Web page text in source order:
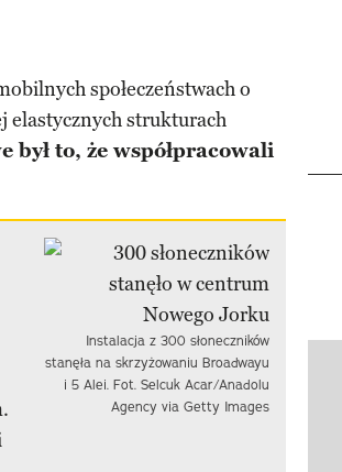
społeczeństwach o
elastycznych strukturach
był to, że współpracowali
Instalacja z 300 słoneczników
stanęła na skrzyżowaniu Broadwayu
i 5 Alei. Fot. Selcuk Acar/Anadolu
Agency via Getty Images